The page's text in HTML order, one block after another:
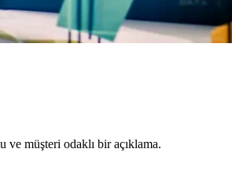
müşteri odaklı bir açıklama.